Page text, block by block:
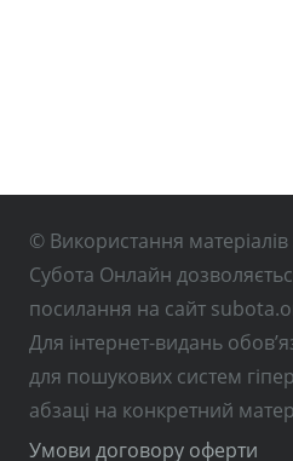
© Використання
Субота Онлайн
посилання на сайт
Для інтернет-видань
для пошукових систем
абзаці на конкретний
Умови договору оферти